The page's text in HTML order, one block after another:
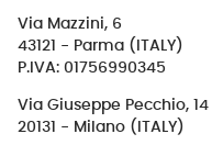
Via Mazzini, 6
43121 - Parma (ITALY)
P.IVA: 01756990345
Via Giuseppe Pecchio, 14
20131 - Milano (ITALY)